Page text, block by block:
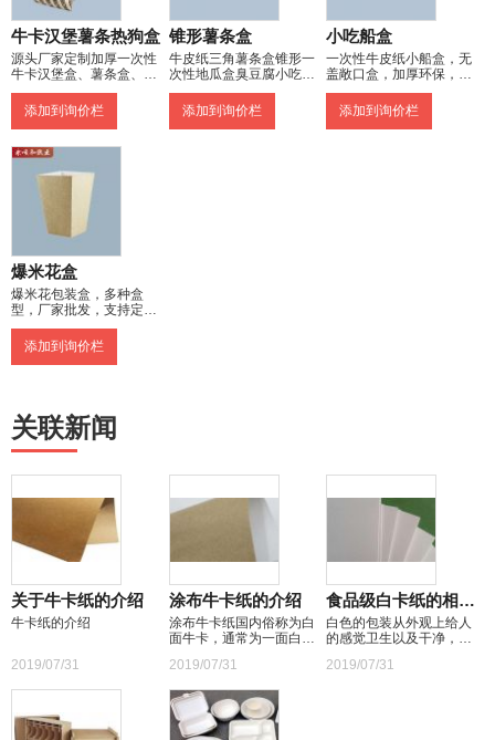
牛卡汉堡薯条热狗盒
源头厂家定制加厚一次性
牛卡汉堡盒、薯条盒、热
添加到询价栏
锥形薯条盒
牛皮纸三角薯条盒锥形一
次性地瓜盒臭豆腐小吃纸
添加到询价栏
小吃船盒
一次性牛皮纸小船盒，无
盖敞口盒，加厚环保，防
菜肴及油炸食品、炸鸡、
烧烤、蛋糕、西点等烘焙
添加到询价栏
爆米花盒
爆米花包装盒，多种盒
型，厂家批发，支持定
一位买家的需求。
添加到询价栏
关联新闻
关于牛卡纸的介绍
牛卡纸的介绍
2019/07/31
涂布牛卡纸的介绍
涂布牛卡纸国内俗称为白
面牛卡，通常为一面白，
有高抗爆高抗撕裂及抗损
装，效果出众。
2019/07/31
食品级白卡纸的相关介绍
白色的包装从外观上给人
的感觉卫生以及干净，看
很可能是非食品级的纸，
2019/07/31